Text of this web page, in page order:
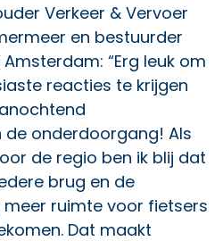
Verkeer & Vervoer
en bestuurder
“Erg leuk om
reacties te krijgen
onderdoorgang! Als
de regio ben ik blij dat
brug en de
ruimte voor fietsers
Dat maakt